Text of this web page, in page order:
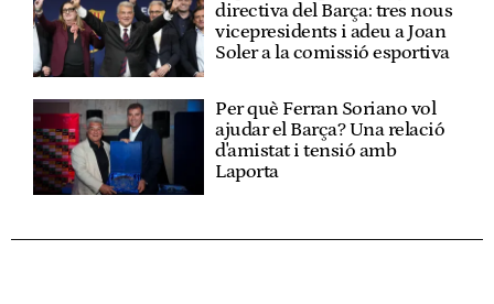
directiva del Barça: tres nous
vicepresidents i adeu a Joan
Soler a la comissió esportiva
Per què Ferran Soriano vol
ajudar el Barça? Una relació
d'amistat i tensió amb
Laporta